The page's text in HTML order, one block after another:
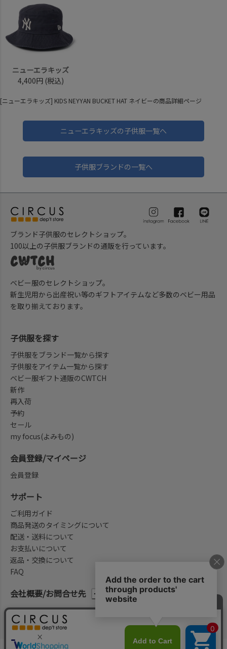
ニューエラキッズ
4,400円 (税込)
[ニューエラキッズ] KIDS NEYYAN BUCKET HAT ネイビーの商品詳細ページ
ニューエラキッズの子供服一覧へ
子供服ブランドの一覧へ
ブランド子供服のセレクトショップ。
100以上の子供服ブランドの通販を行っています。
ベビー服のセレクトショップ。
新生児用から出産祝い等のギフトアイテムなど多数のベビー用品
を取り揃えております。
会社概要/お問合せ先
子供服を探す
子供服をブランド一覧から探す
子供服をアイテム一覧から探す
ベビー服ギフト通販のCWTCH
新作
再入荷
予約
セール
my focus(よみもの)
会員登録/マイページ
会員登録
サポート
ご利用ガイド
商品発送のタイミングについて
配送・送料について
お支払いについて
返品・交換について
FAQ
法律に基づく表示 プライバシーポリシー